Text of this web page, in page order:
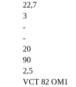
22,7
3
-
-
20
90
2,5
VCT 82 OM1